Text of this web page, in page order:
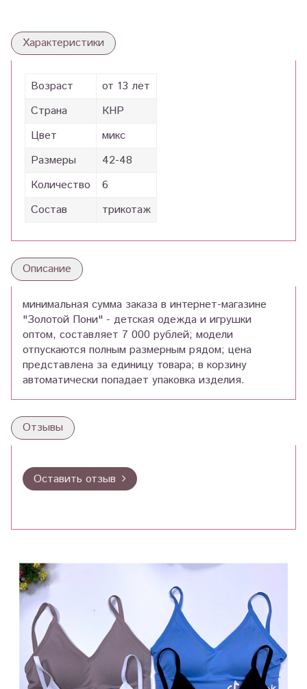
Характеристики
Возраст
от 13 лет
Страна
КНР
Цвет
микс
Размеры
42-48
Количество
6
Состав
трикотаж
Описание
минимальная сумма заказа в интернет-магазине
"Золотой Пони" - детская одежда и игрушки
оптом, составляет 7 000 рублей; модели
отпускаются полным размерным рядом; цена
представлена за единицу товара; в корзину
автоматически попадает упаковка изделия.
Отзывы
Оставить отзыв